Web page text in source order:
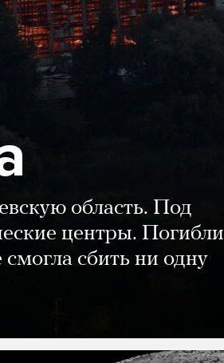
область. Под
центры. Погибли
сбить ни одну